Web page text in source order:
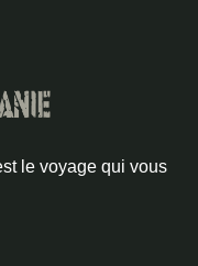
le voyage qui vous